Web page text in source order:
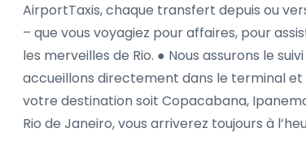
AirportTaxis, chaque transfert depuis ou
– que vous voyagiez pour affaires, pour
les merveilles de Rio. ● Nous assurons le
accueillons directement dans le terminal et
votre destination soit Copacabana,
Rio de Janeiro, vous arriverez toujours à